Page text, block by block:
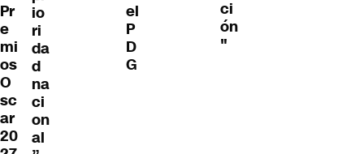
Pr
e
mi
os
O
sc
ar
20
io
ri
da
d
na
ci
on
al
el
P
D
G
ci
ón
"